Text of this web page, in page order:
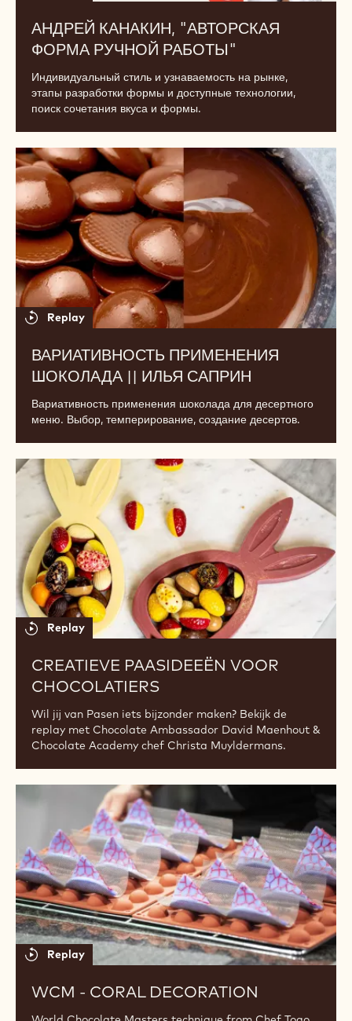
Replay
АНДРЕЙ КАНАКИН, "АВТОРСКАЯ
ФОРМА РУЧНОЙ РАБОТЫ"
Индивидуальный стиль и узнаваемость на рынке,
этапы разработки формы и доступные технологии,
поиск сочетания вкуса и формы.
Андрей
Канакин,
форма
ручной
Replay
ВАРИАТИВНОСТЬ ПРИМЕНЕНИЯ
ШОКОЛАДА || ИЛЬЯ САПРИН
Вариативность применения шоколада для десертного
меню. Выбор, темперирование, создание десертов.
Вариативность
применения
Replay
CREATIEVE PAASIDEEËN VOOR
CHOCOLATIERS
Wil jij van Pasen iets bijzonder maken? Bekijk de
replay met Chocolate Ambassador David Maenhout &
Chocolate Academy chef Christa Muyldermans.
Creatieve
paasideeën
chocolatiers
WCM